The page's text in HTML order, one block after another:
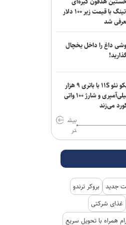
کتاب گشوده تاریخ
و تمدن است
به اردوگاه
قلندیا؛ ۵۱ فلسطینی زخمی و بیش از ۷۰
باز شدن مسیر دوم
داد
تلاش بر وحدت و
ناتینگ با قیمت زیر ۱۰۰ دلار
شد
داغ را داخل یخچال
آیکو نئو ۱۱S با باتری ۹ هزار
میلی‌آمپری و شارژ ۱۰۰ واتی
می‌زند
بیش
تر
جدید
بروکر ترندو
غذای شرکتی
همراه با تحویل سریع